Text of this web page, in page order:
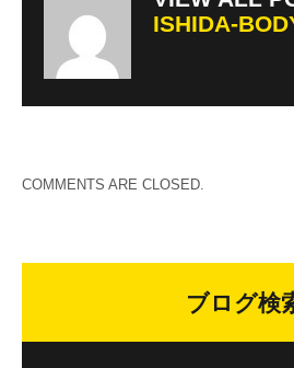
ISHIDA-
COMMENTS ARE CLOSED.
ブログ検